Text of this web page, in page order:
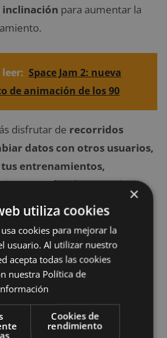
inclinación para aumentar la
Space Jam 2: nueva
de animación de los 90
disfrutar de recorridos
datos con otros usuarios,
entrenamientos,
preferidasy muchas
que hemos
comprar la
YM Fitness
×
utiliza cookies
cookies para mejorar la
usuario. Al utilizar nuestro
acepta todas las cookies
nuestra Política de
Cookies de
rendimiento